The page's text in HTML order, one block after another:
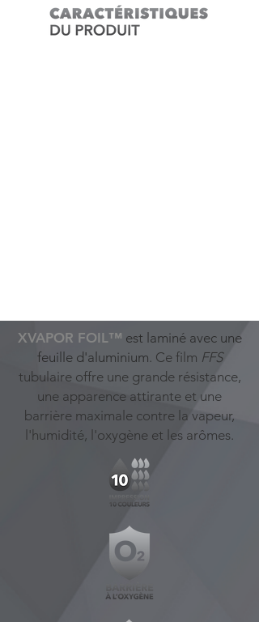
XVAPOR FOIL™ est laminé avec une
feuille d'aluminium. Ce film FFS
tubulaire offre une grande résistance,
une apparence attirante et une
barrière maximale contre la vapeur,
l'humidité, l'oxygène et les arômes.